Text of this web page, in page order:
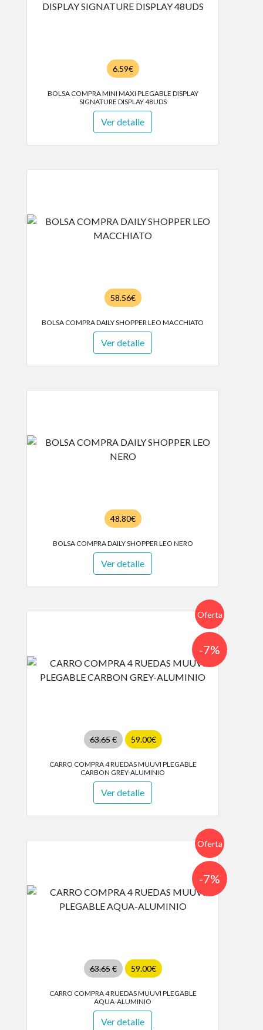
6.59€
BOLSA COMPRA MINI MAXI PLEGABLE DISPLAY
SIGNATURE DISPLAY 48UDS
Ver detalle
58.56€
BOLSA COMPRA DAILY SHOPPER LEO MACCHIATO
Ver detalle
48.80€
BOLSA COMPRA DAILY SHOPPER LEO NERO
Ver detalle
Oferta
63.65€ 59.00€
-7%
CARRO COMPRA 4 RUEDAS MUUVI PLEGABLE
CARBON GREY-ALUMINIO
Ver detalle
Oferta
63.65€ 59.00€
-7%
CARRO COMPRA 4 RUEDAS MUUVI PLEGABLE
AQUA-ALUMINIO
Ver detalle